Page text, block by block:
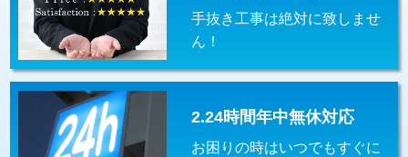
交換・取付（タンク） 22,000円+材料費
交換・取付(単水栓（壁付・デッキ
式）)
13,200円+材料費
交換・取付(混合水栓（壁付・デッキ
式・ワンホール）)
16,500円+材料費
手抜き工事は絶対に致しませ
ん！
2.24時間年中無休対応
お困りの時はいつでもすぐに